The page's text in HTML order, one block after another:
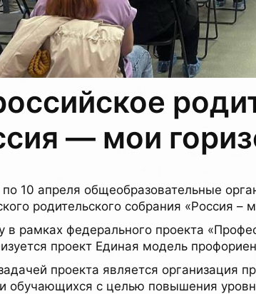
— мои
10 апреля общеобразовательные
родительского собрания «Россия –
в рамках федерального проекта
проект Единая модель
проекта является организация
обучающихся с целью повышения